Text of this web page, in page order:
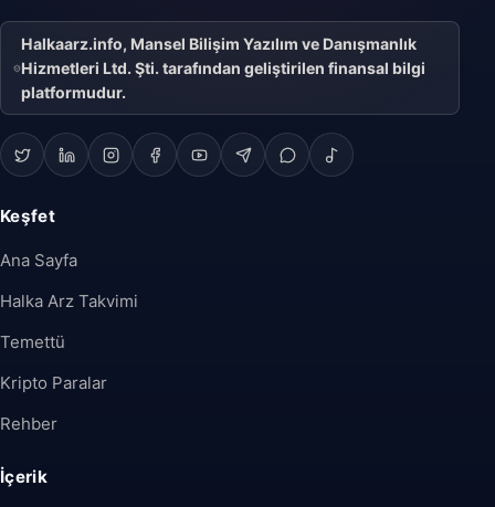
Halkaarz.info, Mansel Bilişim Yazılım ve Danışmanlık
Hizmetleri Ltd. Şti. tarafından geliştirilen finansal bilgi
platformudur.
Keşfet
Ana Sayfa
Halka Arz Takvimi
Temettü
Kripto Paralar
Rehber
İçerik